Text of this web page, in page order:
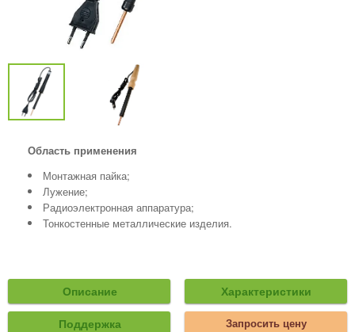
Область применения
Монтажная пайка;
Лужение;
Радиоэлектронная аппаратура;
Тонкостенные металлические изделия.
Описание Характеристики
Поддержка Запросить цену